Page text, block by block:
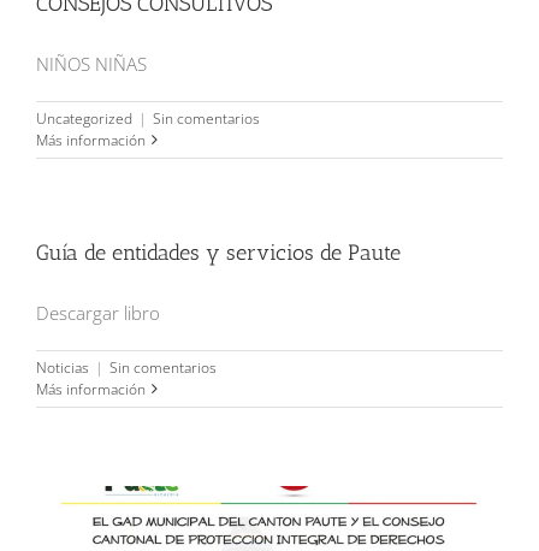
NIÑOS NIÑAS
Uncategorized | Sin comentarios
Más información
Guía de entidades y servicios de Paute
Descargar libro
Noticias | Sin comentarios
Más información